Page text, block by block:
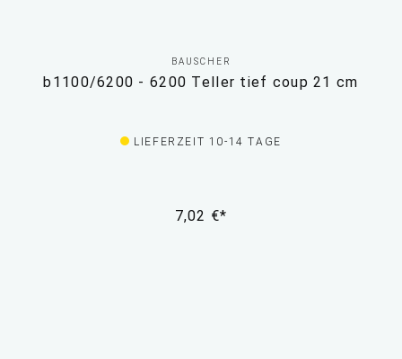
BAUSCHER
b1100/6200 - 6200 Teller tief coup 21 cm
LIEFERZEIT 10-14 TAGE
7,02 €*